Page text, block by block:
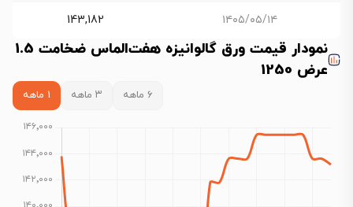
۱۴۰۵/۰۵/۱۴ 143,182
نمودار قیمت ورق گالوانیزه هفت‌الماس ضخامت 1.5
عرض 1250
۶ ماهه ۳ ماهه ۱ ماهه